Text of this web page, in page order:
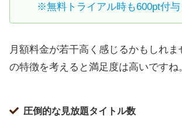
※無料トライアル時も600pt付与
月額料金が若干高く感じるかもしれま
の特徴を考えると満足度は高いですね
圧倒的な見放題タイトル数